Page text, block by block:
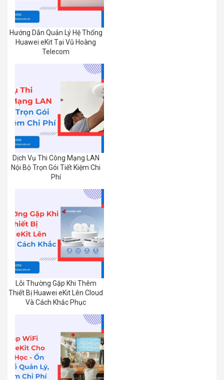
Hướng Dẫn Quản Lý Hệ Thống
Huawei eKit Tại Vũ Hoàng
Telecom
Dịch Vụ Thi Công Mạng LAN
Nội Bộ Trọn Gói Tiết Kiệm Chi
Phí
Lỗi Thường Gặp Khi Thêm
Thiết Bị Huawei eKit Lên Cloud
Và Cách Khắc Phục